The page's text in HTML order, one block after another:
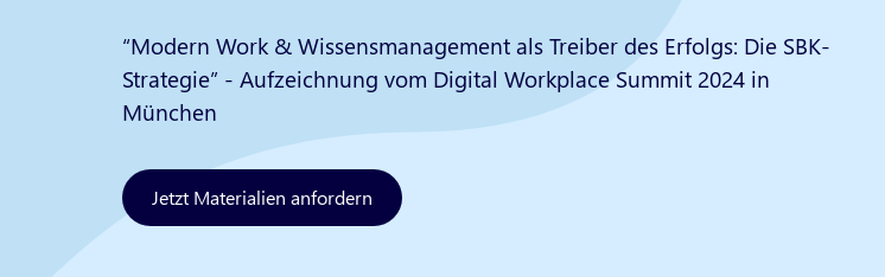
“Modern Work & Wissensmanagement als Treiber des Erfolgs: Die SBK-
Strategie” - Aufzeichnung vom Digital Workplace Summit 2024 in
München
Jetzt Materialien anfordern